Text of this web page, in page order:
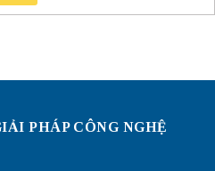
PHÁP CÔNG NGHỆ